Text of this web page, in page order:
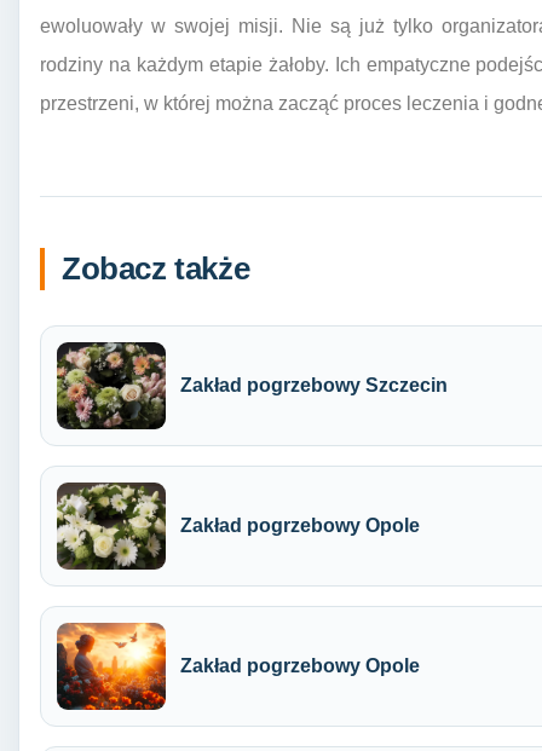
ewoluowały w swojej misji. Nie są już tylko
rodziny na każdym etapie żałoby. Ich empatyczne
przestrzeni, w której można zacząć proces leczenia i
Zobacz także
Zakład pogrzebowy Szczecin
Zakład pogrzebowy Opole
Zakład pogrzebowy Opole